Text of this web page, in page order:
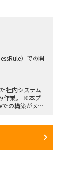
ン支援
）での開
社内システム
作業。 ※本プ
の構築がメイ
希望）